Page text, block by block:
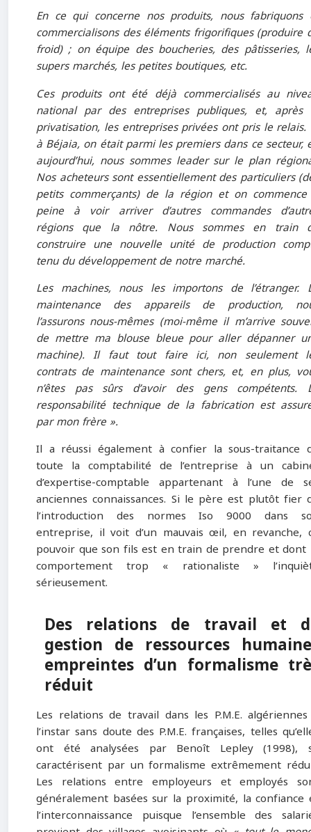
En ce qui concerne nos produits, nous fabriquons
commercialisons des éléments frigorifiques (produire
froid) ; on équipe des boucheries, des pâtisseries,
supers marchés, les petites boutiques, etc.
Ces produits ont été déjà commercialisés au
national par des entreprises publiques, et, après
privatisation, les entreprises privées ont pris le relais.
à Béjaia, on était parmi les premiers dans ce secteur,
aujourd’hui, nous sommes leader sur le plan
Nos acheteurs sont essentiellement des particuliers
petits commerçants) de la région et on
peine à voir arriver d’autres commandes
régions que la nôtre. Nous sommes en train
construire une nouvelle unité de production
tenu du développement de notre marché.
Les machines, nous les importons de l’étranger.
maintenance des appareils de production,
l’assurons nous-mêmes (moi-même il m’arrive
de mettre ma blouse bleue pour aller dépanner
machine). Il faut tout faire ici, non seulement
contrats de maintenance sont chers, et, en plus,
n’êtes pas sûrs d’avoir des gens compétents.
responsabilité technique de la fabrication est
par mon frère ».
Il a réussi également à confier la sous-traitance
toute la comptabilité de l’entreprise à un
d’expertise-comptable appartenant à l’une de
anciennes connaissances. Si le père est plutôt fier
l’introduction des normes Iso 9000 dans
entreprise, il voit d’un mauvais œil, en revanche,
pouvoir que son fils est en train de prendre et dont
comportement trop « rationaliste »
sérieusement.
Des relations de travail et
gestion de ressources
empreintes d’un formalisme
réduit
Les relations de travail dans les P.M.E.
l’instar sans doute des P.M.E. françaises, telles
ont été analysées par Benoît Lepley (1998),
caractérisent par un formalisme extrêmement
Les relations entre employeurs et employés
généralement basées sur la proximité, la confiance
l’interconnaissance puisque l’ensemble des